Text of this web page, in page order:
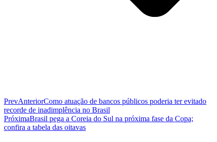
PrevAnteriorComo atuação de bancos públicos poderia ter evitado
recorde de inadimplência no Brasil
PróximaBrasil pega a Coreia do Sul na próxima fase da Copa;
confira a tabela das oitavas